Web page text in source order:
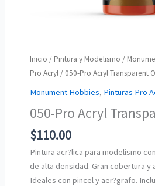
Inicio / Pintura y Modelismo /
Pro Acryl / 050-Pro Acryl Transparent
Monument Hobbies, Pinturas Pro
050-Pro Acryl
$110.00
Pintura acr?lica para modelismo
de alta densidad. Gran cobertura y
Ideales con pincel y aer?grafo.